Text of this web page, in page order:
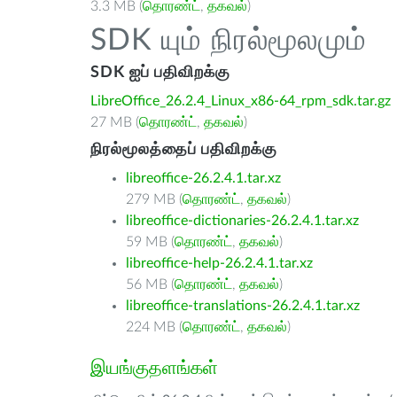
3.3 MB (தொரண்ட் , தகவல்)
SDK யும் நிரல்மூலமும்
SDK ஐப் பதிவிறக்கு
LibreOffice_26.2.4_Linux_x86-64_rpm_sdk.tar.gz
27 MB (தொரண்ட் , தகவல்)
நிரல்மூலத்தைப் பதிவிறக்கு
libreoffice-26.2.4.1.tar.xz
279 MB (தொரண்ட் , தகவல்)
libreoffice-dictionaries-26.2.4.1.tar.xz
59 MB (தொரண்ட் , தகவல்)
libreoffice-help-26.2.4.1.tar.xz
56 MB (தொரண்ட் , தகவல்)
libreoffice-translations-26.2.4.1.tar.xz
224 MB (தொரண்ட் , தகவல்)
இயங்குதளங்கள்